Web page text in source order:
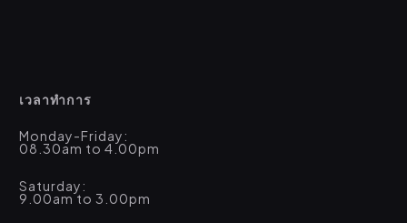
เวลาทำการ
Monday-Friday:
08.30am to 4.00pm
Saturday:
9.00am to 3.00pm